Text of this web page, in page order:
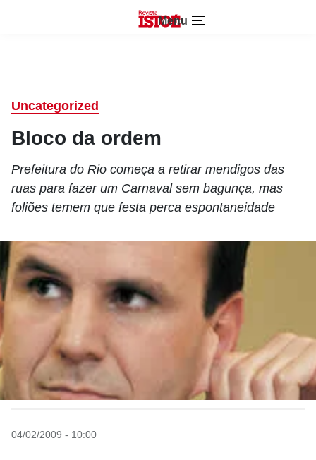
Menu
Uncategorized
Bloco da ordem
Prefeitura do Rio começa a retirar mendigos das
ruas para fazer um Carnaval sem bagunça, mas
foliões temem que festa perca espontaneidade
04/02/2009 - 10:00